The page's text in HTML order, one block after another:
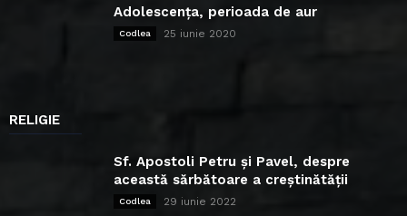
Adolescența, perioada de aur
Codlea 25 iunie 2020
RELIGIE
Sf. Apostoli Petru și Pavel, despre
această sărbătoare a creștinătății
Codlea 29 iunie 2022